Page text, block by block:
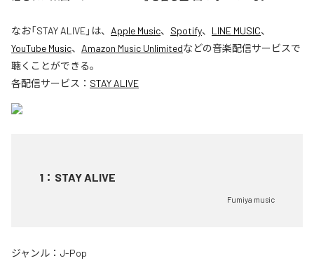
なお「STAY ALIVE」は、 Apple Music、 Spotify、 LINE MUSIC、
YouTube Music、 Amazon Music Unlimitedなどの音楽配信サービスで
聴くことができる。
各配信サービス： STAY ALIVE
1 ： STAY ALIVE
Fumiya music
ジャンル： J-Pop